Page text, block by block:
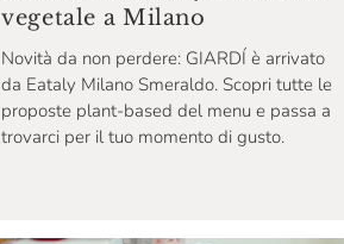
vegetale a Milano
Novità da non perdere: GIARDÍ è arrivato
da Eataly Milano Smeraldo. Scopri tutte le
proposte plant-based del menu e passa a
trovarci per il tuo momento di gusto.